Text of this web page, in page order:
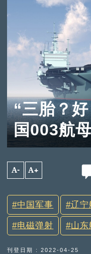
“三胎？
国003航
A- A+
中国军事 辽宁
电磁弹射 山东
刊登日期 : 2022-04-25